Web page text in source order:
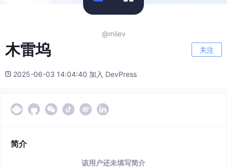
@mliev
木雷坞 关注
2025-06-03 14:04:40 加入 DevPress
简介
该用户还未填写简介